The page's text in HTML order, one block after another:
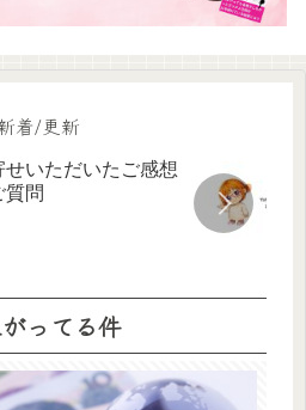
着/更新
せいただいたご感想
質問
ってる件